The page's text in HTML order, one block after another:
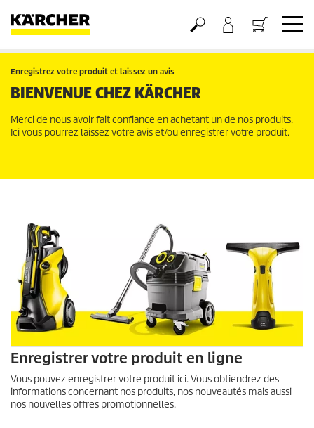
Panier
Enregistrez votre produit et laissez un avis
BIENVENUE CHEZ KÄRCHER
Merci de nous avoir fait confiance en achetant un de nos produits.
Ici vous pourrez laissez votre avis et/ou enregistrer votre produit.
Enregistrer votre produit en ligne
Vous pouvez enregistrer votre produit ici. Vous obtiendrez des
informations concernant nos produits, nos nouveautés mais aussi
nos nouvelles offres promotionnelles.